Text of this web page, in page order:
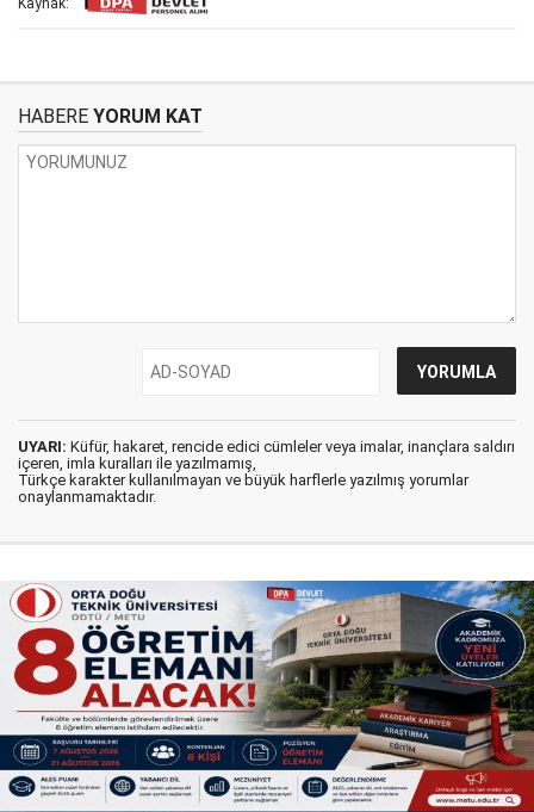
Kaynak:
HABERE YORUM KAT
UYARI: Küfür, hakaret, rencide edici cümleler veya imalar, inançlara saldırı
içeren, imla kuralları ile yazılmamış,
Türkçe karakter kullanılmayan ve büyük harflerle yazılmış yorumlar
onaylanmamaktadır.